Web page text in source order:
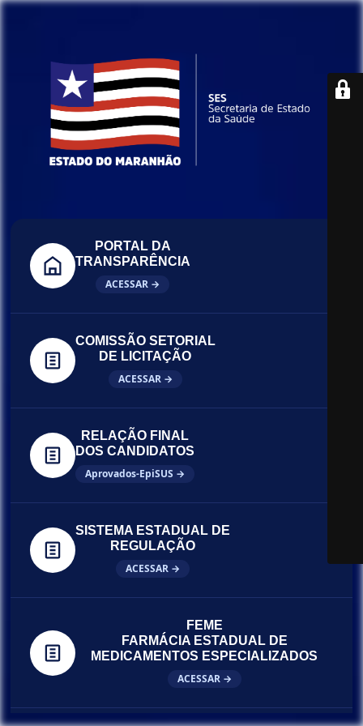
PORTAL DA
TRANSPARÊNCIA
ACESSAR →
COMISSÃO SETORIAL
DE LICITAÇÃO
ACESSAR →
RELAÇÃO FINAL
DOS CANDIDATOS
Aprovados-EpiSUS →
SISTEMA ESTADUAL DE
REGULAÇÃO
ACESSAR →
FEME
FARMÁCIA ESTADUAL DE
MEDICAMENTOS ESPECIALIZADOS
ACESSAR →